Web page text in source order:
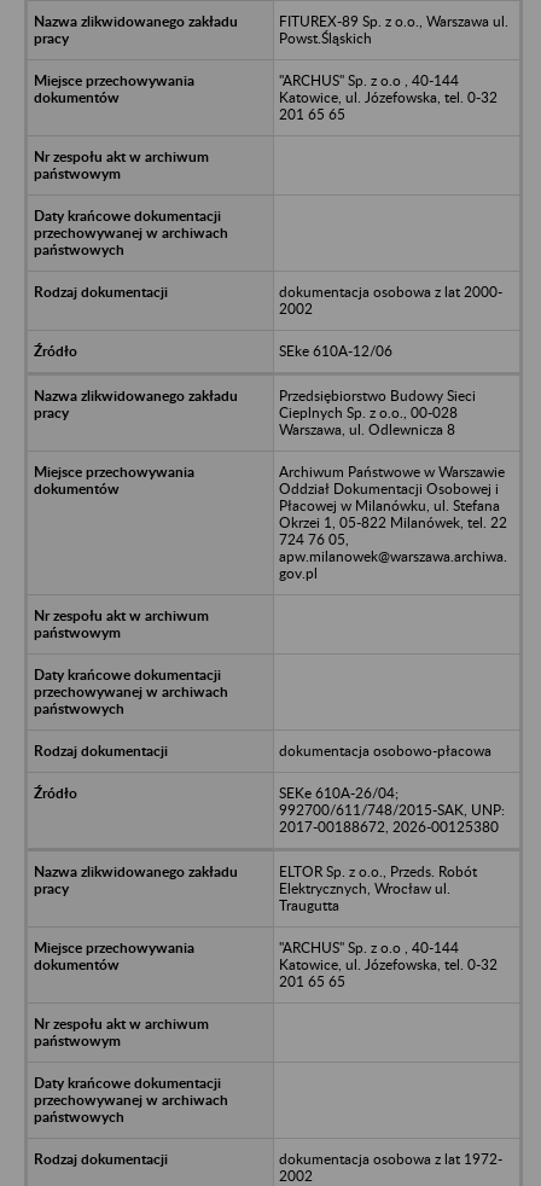
FITUREX-89 Sp. z o.o., Warszawa ul.
Powst.Śląskich
"ARCHUS" Sp. z o.o , 40-144
Katowice, ul. Józefowska, tel. 0-32
201 65 65
dokumentacja osobowa z lat 2000-
2002
SEke 610A-12/06
Przedsiębiorstwo Budowy Sieci
Cieplnych Sp. z o.o., 00-028
Warszawa, ul. Odlewnicza 8
Archiwum Państwowe w Warszawie
Oddział Dokumentacji Osobowej i
Płacowej w Milanówku, ul. Stefana
Okrzei 1, 05-822 Milanówek, tel. 22
724 76 05,
apw.milanowek@warszawa.archiwa.
gov.pl
dokumentacja osobowo-płacowa
SEKe 610A-26/04;
992700/611/748/2015-SAK, UNP:
2017-00188672, 2026-00125380
ELTOR Sp. z o.o., Przeds. Robót
Elektrycznych, Wrocław ul.
Traugutta
"ARCHUS" Sp. z o.o , 40-144
Katowice, ul. Józefowska, tel. 0-32
201 65 65
dokumentacja osobowa z lat 1972-
2002